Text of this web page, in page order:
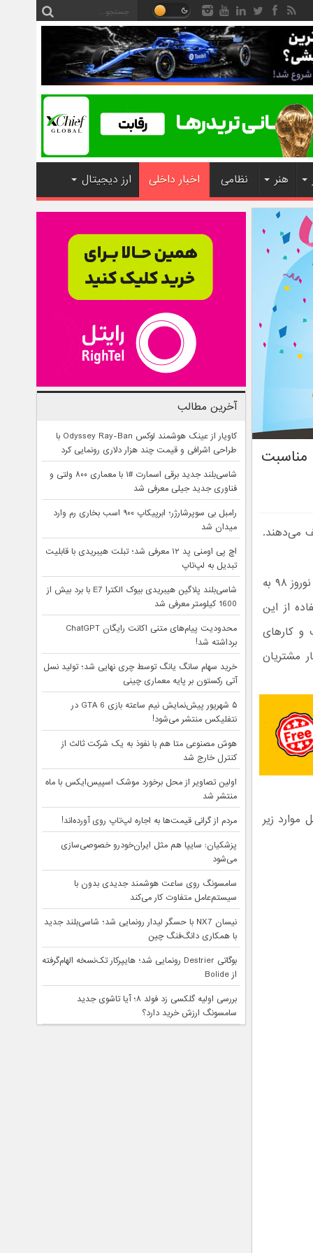
هنر نظامی اخبار داخلی ارز دیجیتال
خود تخفیف می‌دهند.
تعدادی از استارتاپ های مطرح ایرانی از ۱۵ تا ۲۲ اسفند ۹۷ به مناسبت فرا رسیدن نوروز ۹۸ به
از این
کارهای
مشتریان
زیر
آخرین مطالب
کاویار از عینک هوشمند لوکس Odyssey Ray-Ban با
طراحی اشرافی و قیمت چند هزار دلاری رونمایی کرد
شاسی‌بلند جدید برقی اسمارت #۱ با معماری ۸۰۰ ولتی و
فناوری جدید جیلی معرفی شد
رامبل بی سوپرشارژر؛ ابرپیکاپ ۹۰۰ اسب بخاری رم وارد
میدان شد
اچ پی اومنی پد ۱۲ معرفی شد؛ تبلت هیبریدی با قابلیت
تبدیل به لپ‌تاپ
شاسی‌بلند پلاگین هیبریدی بیوک الکترا E7 با برد بیش از
1600 کیلومتر معرفی شد
محدودیت پیام‌های متنی اکانت رایگان ChatGPT
برداشته شد!
خرید سهام سانگ‌ یانگ توسط چری نهایی شد؛ تولید نسل
آتی رکستون بر پایه معماری چینی
۵ شهریور پیش‌نمایش نیم ساعته بازی GTA 6 در
نتفلیکس منتشر می‌شود!
هوش مصنوعی متا هم با نفوذ به یک شرکت ثالث از
کنترل خارج شد
اولین تصاویر از محل برخورد موشک اسپیس‌ایکس با ماه
منتشر شد
مردم از گرانی قیمت‌ها به اجاره لپ‌تاپ روی آورده‌اند!
پزشکیان: سایپا هم مثل ایران‌خودرو خصوصی‌سازی
می‌شود
سامسونگ روی ساعت هوشمند جدیدی بدون با
سیستم‌عامل متفاوت کار می‌کند
نیسان NX7 با حسگر لیدار رونمایی شد؛ شاسی‌بلند جدید
با همکاری دانگ‌فنگ چین
بوگاتی Destrier رونمایی شد؛ هایپرکار تک‌نسخه الهام‌گرفته
از Bolide
بررسی اولیه گلکسی زد فولد ۸؛ آیا تاشوی جدید
سامسونگ ارزش خرید دارد؟